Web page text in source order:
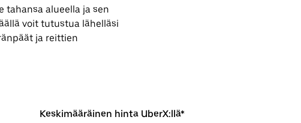
tahansa alueella ja sen
voit tutustua lähelläsi
ja reittien
Keskimääräinen hinta UberX:llä*